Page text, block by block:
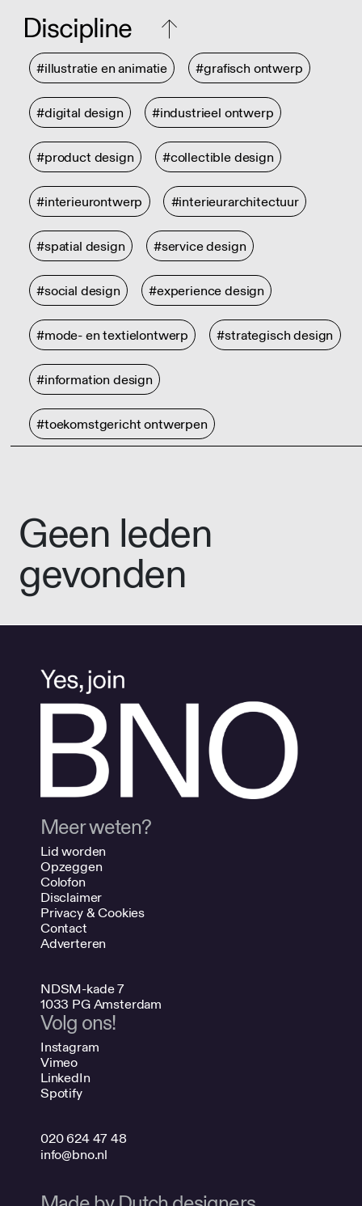
Discipline
#illustratie en animatie #grafisch ontwerp
#digital design #industrieel ontwerp
#product design #collectible design
#interieurontwerp #interieurarchitectuur
#spatial design #service design
#social design #experience design
#mode- en textielontwerp #strategisch design
#information design
#toekomstgericht ontwerpen
Geen leden
gevonden
Meer weten?
Lid worden
Opzeggen
Colofon
Disclaimer
Privacy & Cookies
Contact
Adverteren
NDSM-kade 7
1033 PG Amsterdam
Volg ons!
Instagram
Vimeo
LinkedIn
Spotify
020 624 47 48
info@bno.nl